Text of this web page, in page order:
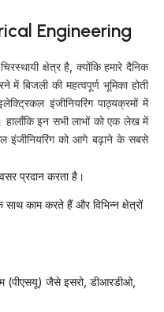
Engineering
क्षेत्र है, क्योंकि हमारे दैनिक
बिजली की महत्वपूर्ण भूमिका होती
इंजीनियरिंग पाठ्यक्रमों में
हालाँकि इन सभी लाभों को एक लेख में
इंजीनियरिंग को आगे बढ़ाने के सबसे
प्रदान करता है।
काम करते हैं और विभिन्न क्षेत्रों
(पीएसयू) जैसे इसरो, डीआरडीओ,